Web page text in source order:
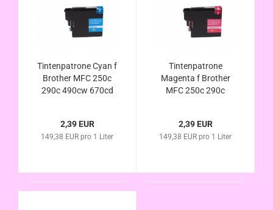
Tintenpatrone Cyan f
Brother MFC 250c
290c 490cw 670cd
5895 5895cm
6490cw 6690cw
2,39 EUR
149,38 EUR pro 1 Liter
Tintenpatrone
Magenta f Brother
MFC 250c 290c
5490cn 5890cn MFC-
5895 5895cm
980 LC-1100
2,39 EUR
149,38 EUR pro 1 Liter